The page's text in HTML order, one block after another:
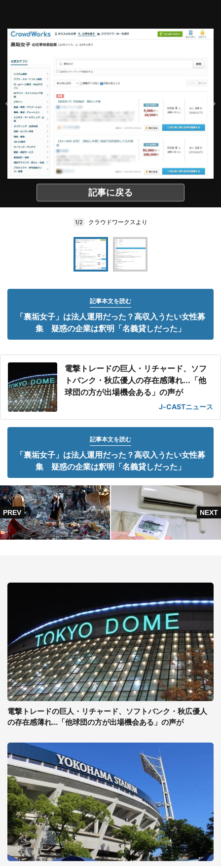
記事に戻る
1/2 クラウドワークスより
記事本文を読む
「裏垢女子」は法人運用だった？高収入うたい女性募
集 疑惑の企業は釈明「名義貸しだった」
電撃トレードの巨人・リチャード、ソフ
トバンク・秋広優人の存在感薄れ...「他
球団の方が出場機会ある」の声が
J-CASTニュース
記事本文を読む
「裏垢女子」は法人運用だった？高収入うたい女性募
集 疑惑の企業は釈明「名義貸しだった」
電撃トレードの巨人・リチャード、ソフトバンク・秋広優人
の存在感薄れ...「他球団の方が出場機会ある」の声が